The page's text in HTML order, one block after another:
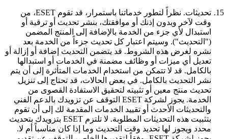
15. تحديثات.
نظراً لتطور خدماتنا باستمرار، قد تقوم ESET، من
وقت لآخر وبدون إذنك أو موافقتك، بنشر تحديث أو ترقية أو
استبدال لأي جزء من الخدمة بالإضافة إلى المنتج المضمن
("التحديث"). وسيتم اعتبار كل تحديث جزءاً من الخدمة بعد
نشره لغرض هذه الشروط. قد يتضمن التحديث إضافة أو إزالة أو
تعديل أي ميزات أو وظائف مضمنة في الخدمات أو استبدالها
بالكامل. قد لا تتمكن من استخدام الخدمات المتأثرة إلى أن يتم
نشر التحديث بالكامل. في بعض الحالات، قد تحتاج إلى تنزيل
تحديث منتج معين أو تثبيته لتحقيق الاستفادة القصوى من
الخدمة. يجوز لشركة ESET التوقف عن تزويدك بالدعم الفني
والتحديثات الأحدث أو تقييد الخدمات المقدمة لك إلى أن تقوم
بتثبيت هذه التحديثات المطلوبة. لا تلتزم ESET بتزويدك بتحديث
محدد ويجوز لها تحديد وقت التحديث وما إذا كان مناسباً أم لا.